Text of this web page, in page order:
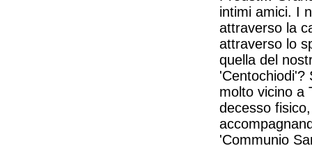
intimi amici. I
attraverso la
attraverso lo
quella del
'Centochiodi'?
molto vicino a
decesso
'Communio